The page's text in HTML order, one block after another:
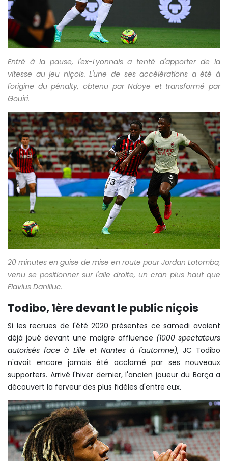
Entré à la pause, l'ex-Lyonnais a tenté d'apporter de la
vitesse au jeu niçois. L'une de ses accélérations a été à
l'origine du pénalty, obtenu par Ndoye et transformé par
Gouiri.
20 minutes en guise de mise en route pour Jordan Lotomba,
venu se positionner sur l'aile droite, un cran plus haut que
Flavius Daniliuc.
Todibo, 1ère devant le public niçois
Si les recrues de l'été 2020 présentes ce samedi avaient
déjà joué devant une maigre affluence (1000 spectateurs
autorisés face à Lille et Nantes à l'automne), JC Todibo
n'avait encore jamais été acclamé par ses nouveaux
supporters. Arrivé l'hiver dernier, l'ancien joueur du Barça a
découvert la ferveur des plus fidèles d'entre eux.